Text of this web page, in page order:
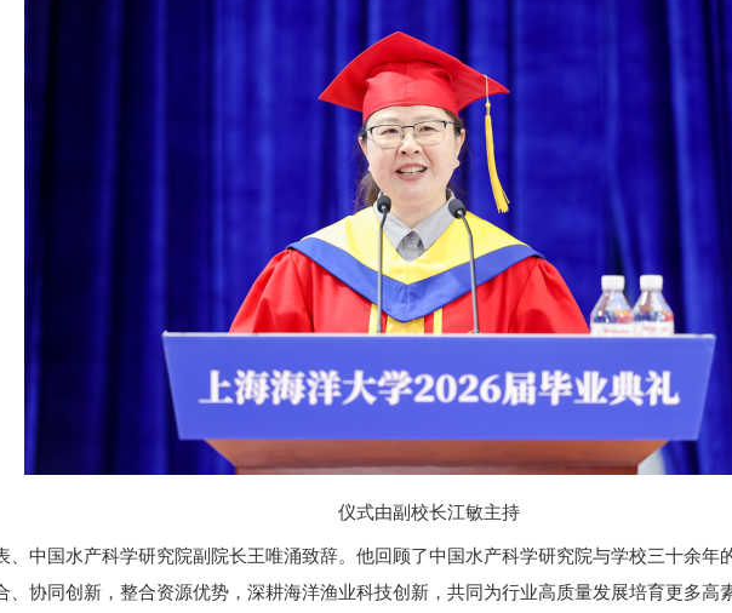
仪式由副校长江敏主持
、中国水产科学研究院副院长王唯涌致辞。他回顾了中国水产科学研究院与学校三十余年
、协同创新，整合资源优势，深耕海洋渔业科技创新，共同为行业高质量发展培育更多高